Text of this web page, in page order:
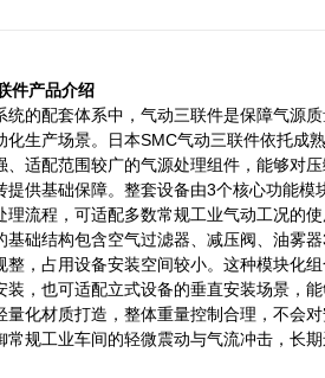
件产品介绍
配套体系中，气动三联件是保障气源质
化生产场景。日本SMC气动三联件依托成
、适配范围较广的气源处理组件，能够对
提供基础保障。整套设备由3个核心功能
理流程，可适配多数常规工业气动工况的
结构包含空气过滤器、减压阀、油雾器
整，占用设备安装空间较小。这种模块化
装，也可适配立式设备的垂直安装场景，
量化材质打造，整体重量控制合理，不会
常规工业车间的轻微震动与气流冲击，长